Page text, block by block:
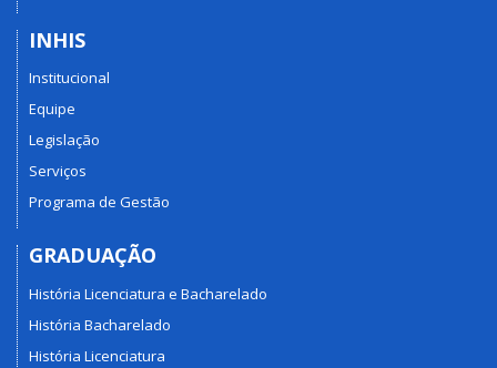
INHIS
Institucional
Equipe
Legislação
Serviços
Programa de Gestão
GRADUAÇÃO
História Licenciatura e Bacharelado
História Bacharelado
História Licenciatura